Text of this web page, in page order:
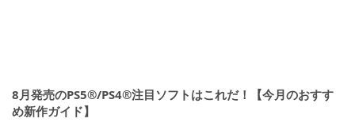
8月発売のPS5®/PS4®注目ソフトはこれだ！【今月のおすす
め新作ガイド】